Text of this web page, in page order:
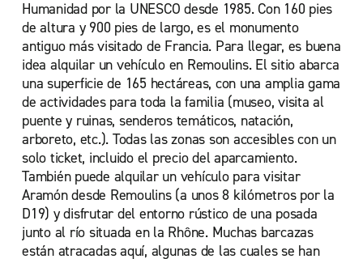
Humanidad por la UNESCO desde 1985. Con 160 pies
de altura y 900 pies de largo, es el monumento
antiguo más visitado de Francia. Para llegar, es buena
idea alquilar un vehículo en Remoulins. El sitio abarca
una superficie de 165 hectáreas, con una amplia gama
de actividades para toda la familia (museo, visita al
puente y ruinas, senderos temáticos, natación,
arboreto, etc.). Todas las zonas son accesibles con un
solo ticket, incluido el precio del aparcamiento.
También puede alquilar un vehículo para visitar
Aramón desde Remoulins (a unos 8 kilómetros por la
D19) y disfrutar del entorno rústico de una posada
junto al río situada en la Rhône. Muchas barcazas
están atracadas aquí, algunas de las cuales se han